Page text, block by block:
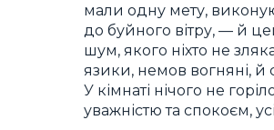
мали одну мету,
до буйного вітру, — й
шум, якого ніхто не
язики, немов вогняні, й
У кімнаті нічого не
уважністю та спокоєм,